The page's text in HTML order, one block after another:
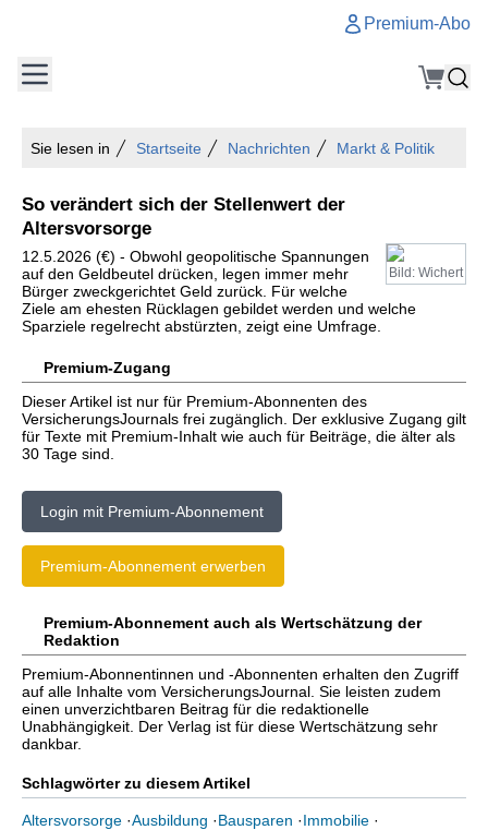
Premium-Abo
Sie lesen in Startseite Nachrichten Markt & Politik
So verändert sich der Stellenwert der
Altersvorsorge
Bild: Wichert
12.5.2026 (€) - Obwohl geopolitische Spannungen
auf den Geldbeutel drücken, legen immer mehr
Bürger zweckgerichtet Geld zurück. Für welche
Ziele am ehesten Rücklagen gebildet werden und welche
Sparziele regelrecht abstürzten, zeigt eine Umfrage.
Premium-Zugang
Dieser Artikel ist nur für Premium-Abonnenten des
VersicherungsJournals frei zugänglich. Der exklusive Zugang gilt
für Texte mit Premium-Inhalt wie auch für Beiträge, die älter als
30 Tage sind.
Login mit Premium-Abonnement
Premium-Abonnement erwerben
Premium-Abonnement auch als Wertschätzung der
Redaktion
Premium-Abonnentinnen und -Abonnenten erhalten den Zugriff
auf alle Inhalte vom VersicherungsJournal. Sie leisten zudem
einen unverzichtbaren Beitrag für die redaktionelle
Unabhängigkeit. Der Verlag ist für diese Wertschätzung sehr
dankbar.
Schlagwörter zu diesem Artikel
Altersvorsorge ·Ausbildung ·Bausparen ·Immobilie ·